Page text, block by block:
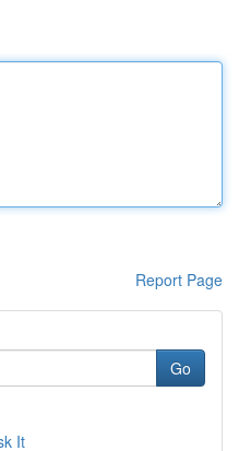
Report Page
Go
It